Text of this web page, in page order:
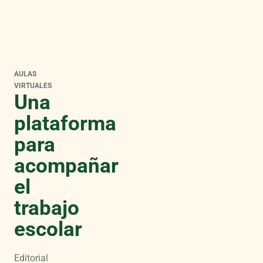
AULAS
VIRTUALES
Una
plataforma
para
acompañar
el
trabajo
escolar
Editorial